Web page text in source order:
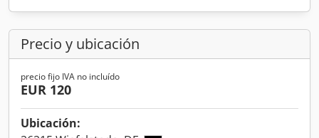
Precio y ubicación
precio fijo IVA no incluído
EUR 120
Ubicación: